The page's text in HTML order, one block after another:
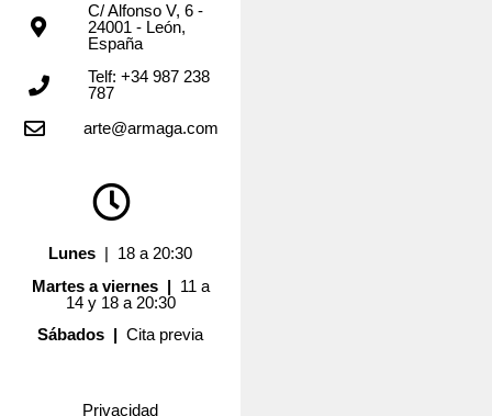
C/ Alfonso V, 6 -
24001 - León,
España
Telf: +34 987 238
787
arte@armaga.com
Lunes | 18 a 20:30
Martes a viernes | 11 a
14 y 18 a 20:30
Sábados |Cita previa
Privacidad